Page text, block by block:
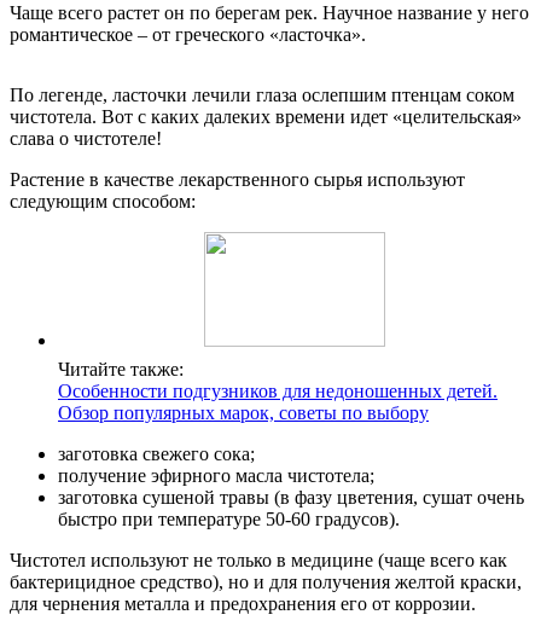
Чаще всего растет он по берегам рек. Научное название у него
романтическое – от греческого «ласточка».
По легенде, ласточки лечили глаза ослепшим птенцам соком
чистотела. Вот с каких далеких времени идет «целительская»
слава о чистотеле!
Растение в качестве лекарственного сырья используют
следующим способом:
Читайте также:
Особенности подгузников для недоношенных детей.
Обзор популярных марок, советы по выбору
заготовка свежего сока;
получение эфирного масла чистотела;
заготовка сушеной травы (в фазу цветения, сушат очень
быстро при температуре 50-60 градусов).
Чистотел используют не только в медицине (чаще всего как
бактерицидное средство), но и для получения желтой краски,
для чернения металла и предохранения его от коррозии.